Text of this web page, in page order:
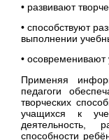
• развивают
• способствуют
выполнении
• осовременивают
Применяя
педагоги
творческих
учащихся к
деятельность,
способности